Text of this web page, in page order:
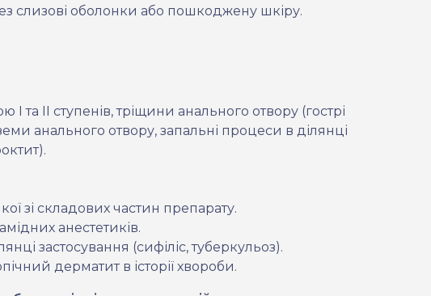
слизові оболонки або пошкоджену шкіру.
та ІІ ступенів, тріщини анального отвору (гострі
анального отвору, запальні процеси в ділянці
зі складових частин препарату.
анестетиків.
застосування (сифіліс, туберкульоз).
дерматит в історії хвороби.